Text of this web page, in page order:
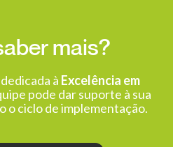
mais?
à Excelência em
pode dar suporte à sua
o ciclo de implementação.